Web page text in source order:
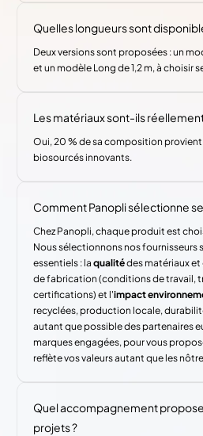
Quelles longueurs sont
Deux versions sont proposées : un
et un modèle Long de 1,2 m, à choisir
Les matériaux sont-ils
Oui, 20 % de sa composition
biosourcés innovants.
Comment Panopli sélectionne
Chez Panopli, chaque produit est
Nous sélectionnons nos fournisseurs
essentiels : laqualitédes matériaux
de fabrication (conditions de travail,
certifications) et l'impact
recyclées, production locale,
autant que possible des partenaires
marques engagées, pour vous
reflète vos valeurs autant que les
Quel accompagnement
projets ?